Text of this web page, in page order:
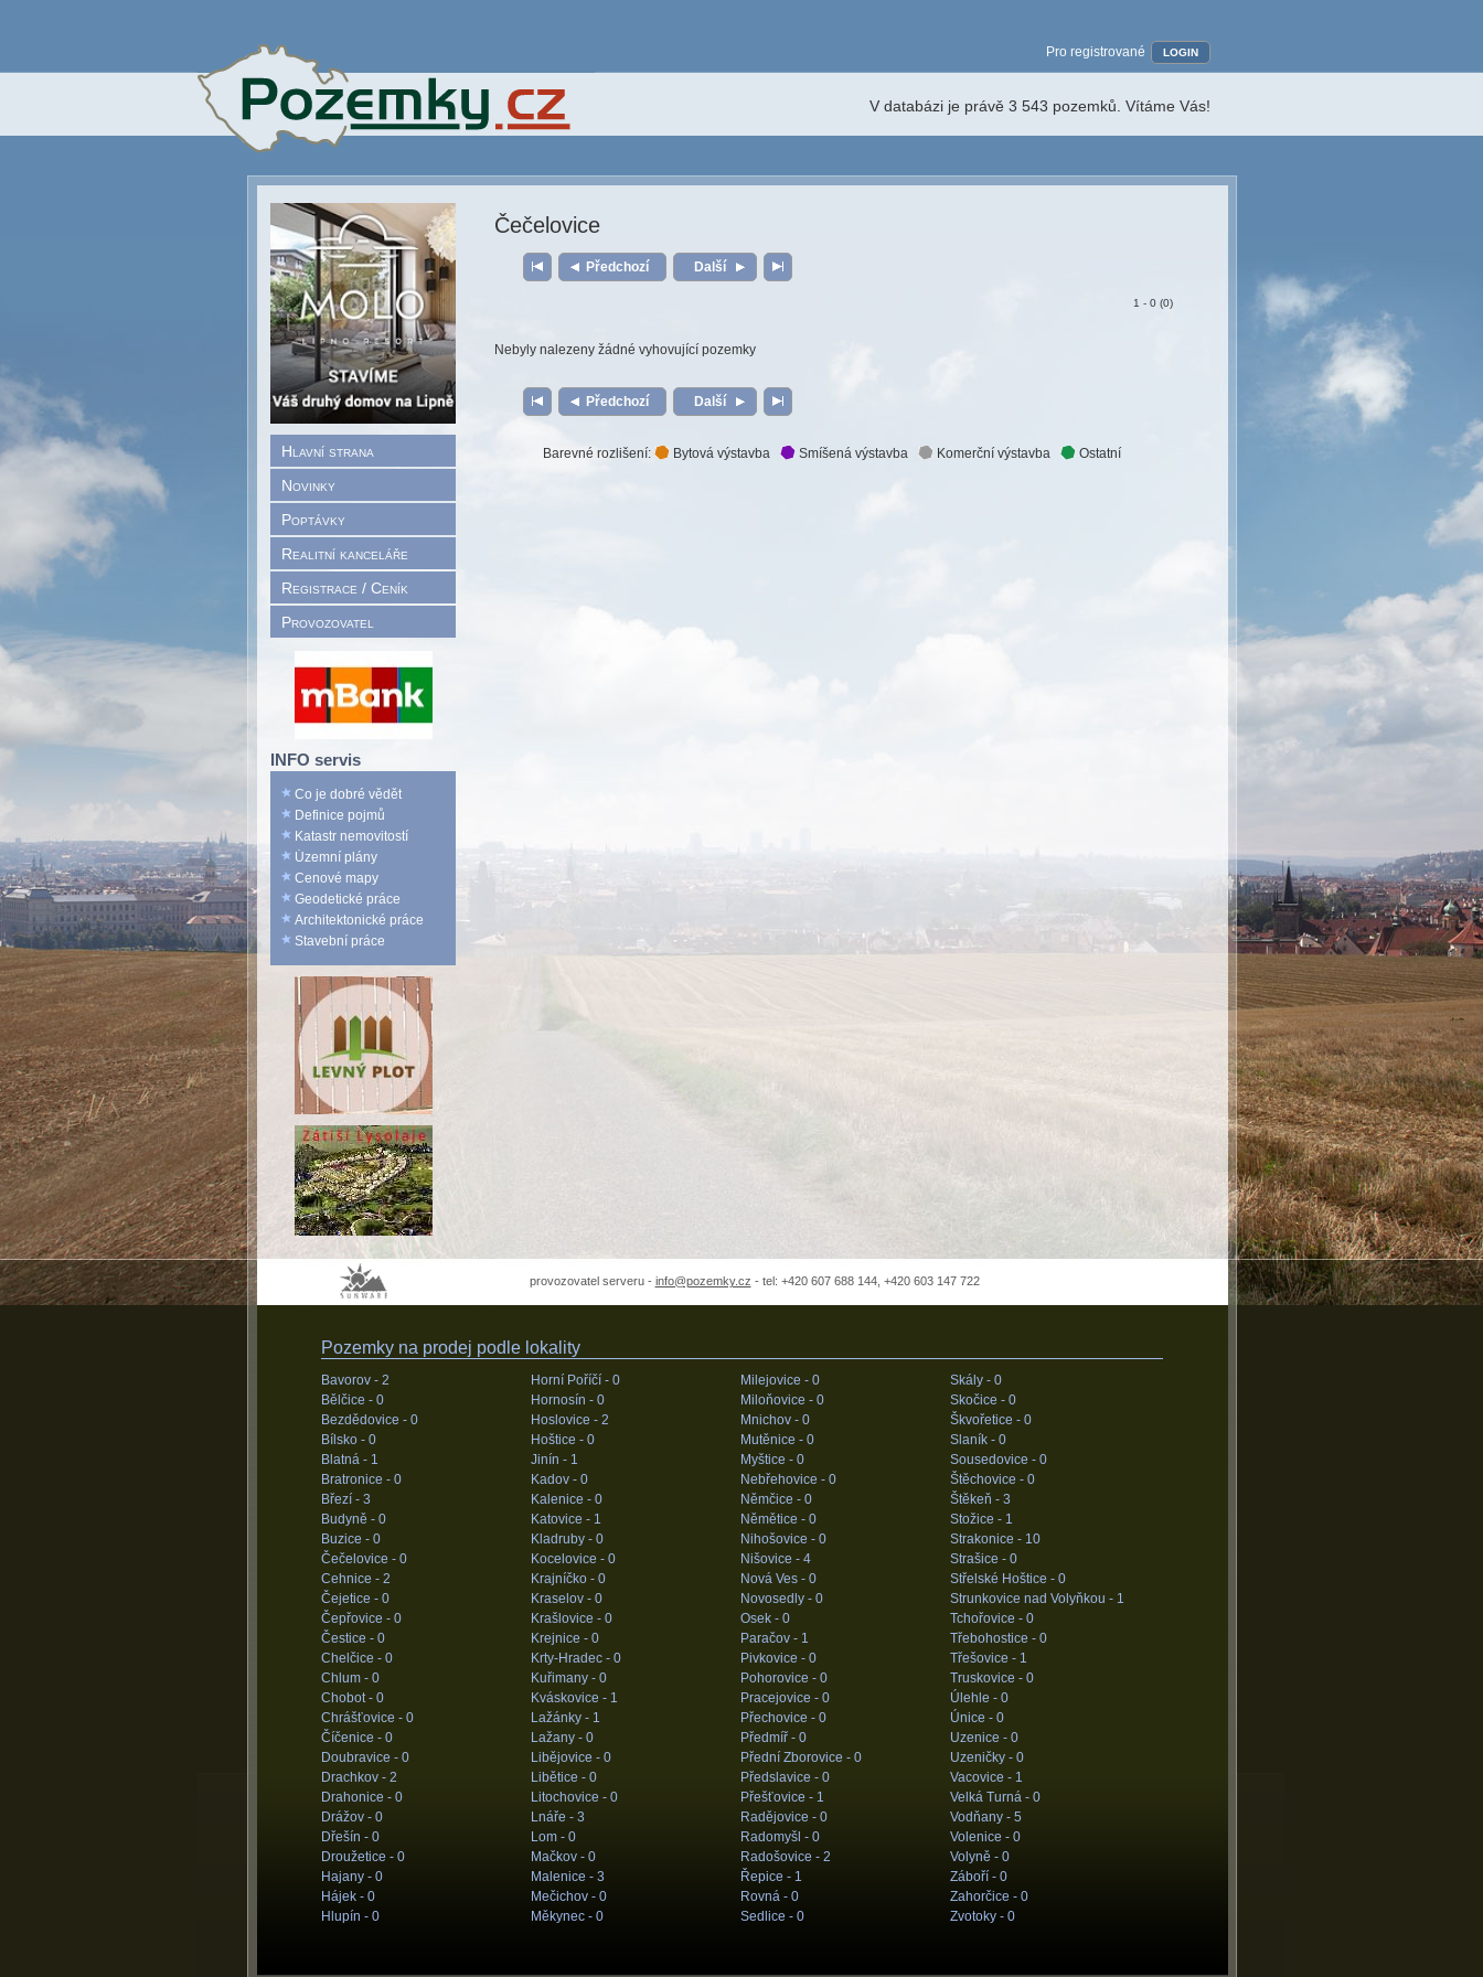
Hlavní strana
Novinky
Poptávky
Realitní kanceláře
Registrace / Ceník
Provozovatel
INFO servis
Co je dobré vědět
Definice pojmů
Katastr nemovitostí
Územní plány
Cenové mapy
Geodetické práce
Architektonické práce
Stavební práce
Pro registrované LOGIN
V databázi je právě 3 543 pozemků. Vítáme Vás!
Čečelovice
Předchozí Další
1 - 0 (0)
Nebyly nalezeny žádné vyhovující pozemky
Předchozí Další
Barevné rozlišení: Bytová výstavba Smíšená výstavba Komerční výstavba Ostatní
provozovatel serveru - info@pozemky.cz - tel: +420 607 688 144, +420 603 147 722
Pozemky na prodej podle lokality
Bavorov - 2
Bělčice - 0
Bezdědovice - 0
Bílsko - 0
Blatná - 1
Bratronice - 0
Březí - 3
Budyně - 0
Buzice - 0
Čečelovice - 0
Cehnice - 2
Čejetice - 0
Čepřovice - 0
Čestice - 0
Chelčice - 0
Chlum - 0
Chobot - 0
Chrášťovice - 0
Číčenice - 0
Doubravice - 0
Drachkov - 2
Drahonice - 0
Drážov - 0
Dřešín - 0
Droužetice - 0
Hajany - 0
Hájek - 0
Hlupín - 0
Horní Poříčí - 0
Hornosín - 0
Hoslovice - 2
Hoštice - 0
Jinín - 1
Kadov - 0
Kalenice - 0
Katovice - 1
Kladruby - 0
Kocelovice - 0
Krajníčko - 0
Kraselov - 0
Krašlovice - 0
Krejnice - 0
Krty-Hradec - 0
Kuřimany - 0
Kváskovice - 1
Lažánky - 1
Lažany - 0
Libějovice - 0
Libětice - 0
Litochovice - 0
Lnáře - 3
Lom - 0
Mačkov - 0
Malenice - 3
Mečichov - 0
Měkynec - 0
Milejovice - 0
Miloňovice - 0
Mnichov - 0
Mutěnice - 0
Myštice - 0
Nebřehovice - 0
Němčice - 0
Němětice - 0
Nihošovice - 0
Nišovice - 4
Nová Ves - 0
Novosedly - 0
Osek - 0
Paračov - 1
Pivkovice - 0
Pohorovice - 0
Pracejovice - 0
Přechovice - 0
Předmíř - 0
Přední Zborovice - 0
Předslavice - 0
Přešťovice - 1
Radějovice - 0
Radomyšl - 0
Radošovice - 2
Řepice - 1
Rovná - 0
Sedlice - 0
Skály - 0
Skočice - 0
Škvořetice - 0
Slaník - 0
Sousedovice - 0
Štěchovice - 0
Štěkeň - 3
Stožice - 1
Strakonice - 10
Strašice - 0
Střelské Hoštice - 0
Strunkovice nad Volyňkou - 1
Tchořovice - 0
Třebohostice - 0
Třešovice - 1
Truskovice - 0
Úlehle - 0
Únice - 0
Uzenice - 0
Uzeničky - 0
Vacovice - 1
Velká Turná - 0
Vodňany - 5
Volenice - 0
Volyně - 0
Záboří - 0
Zahorčice - 0
Zvotoky - 0